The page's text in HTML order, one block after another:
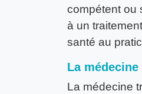
compétent ou
à un
santé au
La
La médecine